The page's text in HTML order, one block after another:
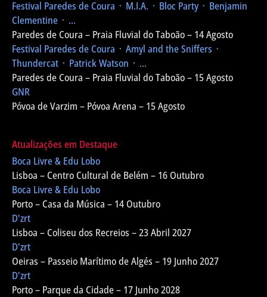
Festival Paredes de Coura ᛫ M.I.A. ᛫ Bloc Party ᛫ Benjamin
Clementine ᛫ ...
Paredes de Coura – Praia Fluvial do Taboão – 14 Agosto
Festival Paredes de Coura ᛫ Amyl and the Sniffers ᛫
Thundercat ᛫ Patrick Watson ᛫ ...
Paredes de Coura – Praia Fluvial do Taboão – 15 Agosto
GNR
Póvoa de Varzim – Póvoa Arena – 15 Agosto
Atualizações em Destaque
Boca Livre & Edu Lobo
Lisboa – Centro Cultural de Belém – 16 Outubro
Boca Livre & Edu Lobo
Porto – Casa da Música – 14 Outubro
D'zrt
Lisboa – Coliseu dos Recreios – 23 Abril 2027
D'zrt
Oeiras – Passeio Marítimo de Algés – 19 Junho 2027
D'zrt
Porto – Parque da Cidade – 17 Junho 2028